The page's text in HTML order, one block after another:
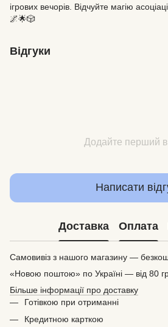
ігрових вечорів. Відчуйте магію
🌌🌟🎲
Відгуки
Додайте перший
Написати
Доставка Оплата
Самовивіз з нашого магазину —
«Новою поштою» по Україні — від 80
Більше інформації про доставку
Готівкою при отриманні
Кредитною карткою